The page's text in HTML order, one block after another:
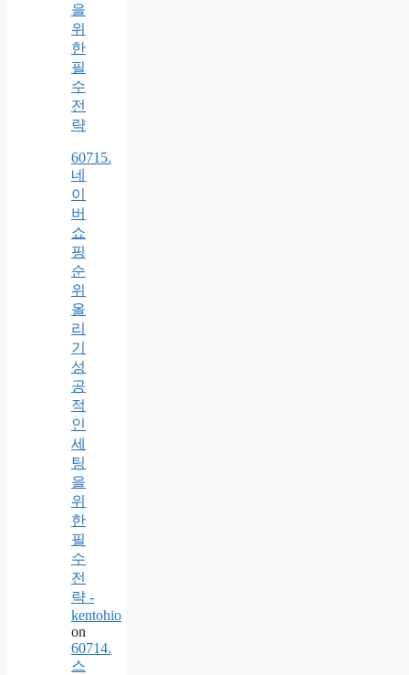
을
위
한
필
수
전
략
60715.
네
이
버
쇼
핑
순
위
올
리
기
성
공
적
인
세
팅
을
위
한
필
수
전
략 -
kentohio
on
60714.
스